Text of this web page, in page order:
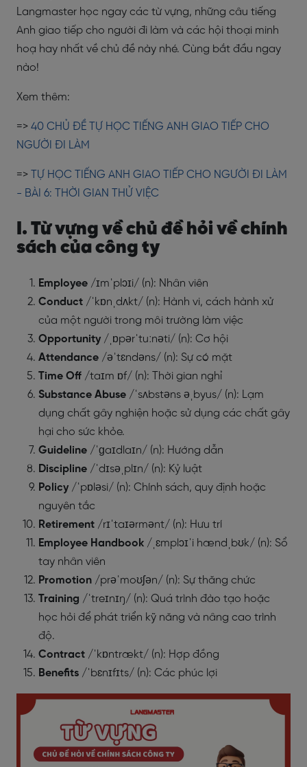
Langmaster học ngay các từ vựng, những câu tiếng
Anh giao tiếp cho người đi làm và các hội thoại minh
hoạ hay nhất về chủ đề này nhé. Cùng bắt đầu ngay
nào!
Xem thêm:
=> 40 CHỦ ĐỀ TỰ HỌC TIẾNG ANH GIAO TIẾP CHO
NGƯỜI ĐI LÀM
=>
TỰ HỌC TIẾNG ANH GIAO TIẾP CHO NGƯỜI ĐI LÀM
- BÀI 6: THỜI GIAN THỬ VIỆC
I. Từ vựng về chủ đề hỏi về chính
sách của công ty
Employee /ɪmˈplɔɪi/ (n): Nhân viên
Conduct /ˈkɒnˌdʌkt/ (n): Hành vi, cách hành xử
của một người trong môi trường làm việc
Opportunity /ˌɒpərˈtuːnəti/ (n): Cơ hội
Attendance /əˈtɛndəns/ (n): Sự có mặt
Time Off /taɪm ɒf/ (n): Thời gian nghỉ
Substance Abuse /ˈsʌbstəns əˌbyus/ (n): Lạm
dụng chất gây nghiện hoặc sử dụng các chất gây
hại cho sức khỏe.
Guideline /ˈɡaɪdlaɪn/ (n): Hướng dẫn
Discipline /ˈdɪsəˌplɪn/ (n): Kỷ luật
Policy /ˈpɒləsi/ (n): Chính sách, quy định hoặc
nguyên tắc
Retirement /rɪˈtaɪərmənt/ (n): Hưu trí
Employee Handbook /ˌɛmplɔɪˈi hændˌbʊk/ (n): Sổ
tay nhân viên
Promotion /prəˈmoʊʃən/ (n): Sự thăng chức
Training /ˈtreɪnɪŋ/ (n): Quá trình đào tạo hoặc
học hỏi để phát triển kỹ năng và nâng cao trình
độ.
Contract /ˈkɒntrækt/ (n): Hợp đồng
Benefits /ˈbɛnɪfɪts/ (n): Các phúc lợi